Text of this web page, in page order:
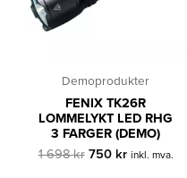
Demoprodukter
FENIX TK26R
LOMMELYKT LED RHG
3 FARGER (DEMO)
1 698kr Opprinnelig
750 krNåværende
inkl. mva.